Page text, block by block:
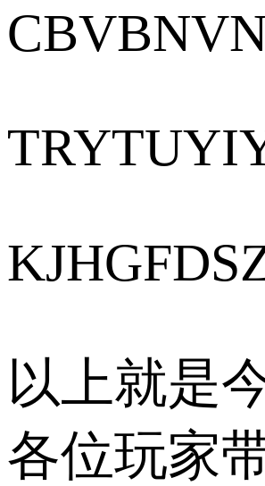
以上就是
各位玩家